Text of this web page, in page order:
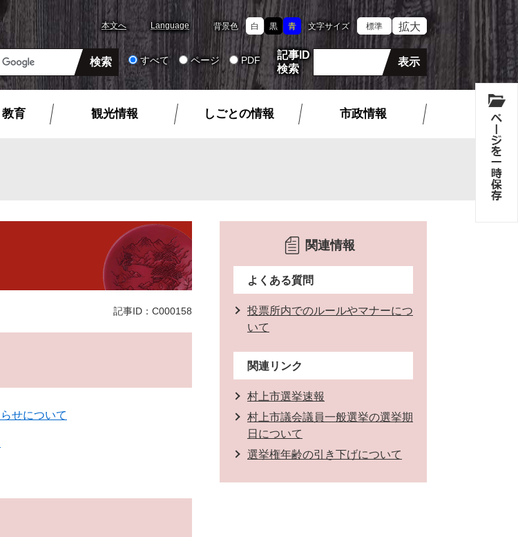
本文へ Language 背景色 白 黒 青 文字サイズ 標準 拡大
すべて ページ PDF
記事ID
検索
育 観光情報 しごとの情報 市政情報
記事ID：C000158
せについて
関連情報
よくある質問
投票所内でのルールやマナーにつ
いて
関連リンク
村上市選挙速報
村上市議会議員一般選挙の選挙期
日について
選挙権年齢の引き下げについて